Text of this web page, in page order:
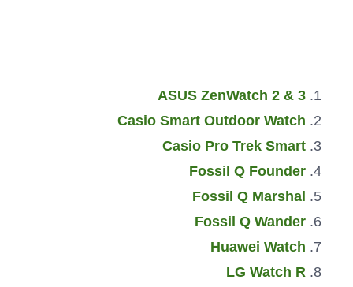
ASUS ZenWatch 2 & 3
Casio Smart Outdoor Watch
Casio Pro Trek Smart
Fossil Q Founder
Fossil Q Marshal
Fossil Q Wander
Huawei Watch
LG Watch R